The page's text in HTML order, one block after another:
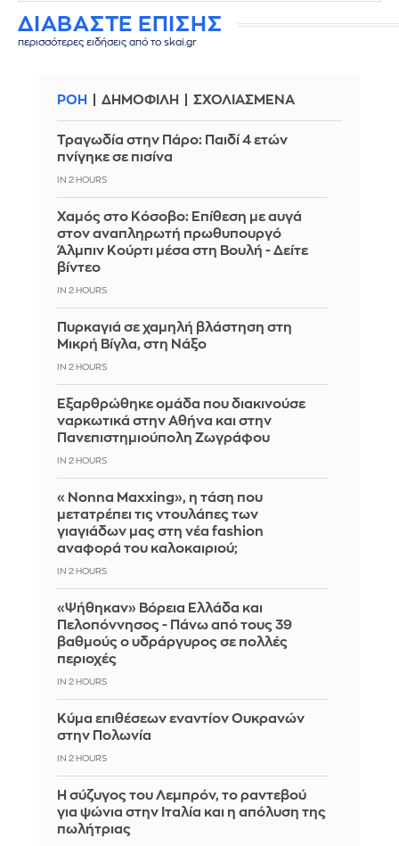
ΔΙΑΒΑΣΤΕ ΕΠΙΣΗΣ
περισσότερες ειδήσεις από το skai.gr
ΡΟΗ ΔΗΜΟΦΙΛΗ ΣΧΟΛΙΑΣΜΕΝΑ
Τραγωδία στην Πάρο: Παιδί 4 ετών
πνίγηκε σε πισίνα
IN 2 HOURS
Χαμός στο Κόσοβο: Επίθεση με αυγά
στον αναπληρωτή πρωθυπουργό
Άλμπιν Κούρτι μέσα στη Βουλή - Δείτε
βίντεο
IN 2 HOURS
Πυρκαγιά σε χαμηλή βλάστηση στη
Μικρή Βίγλα, στη Νάξο
IN 2 HOURS
Εξαρθρώθηκε ομάδα που διακινούσε
ναρκωτικά στην Αθήνα και στην
Πανεπιστημιούπολη Ζωγράφου
IN 2 HOURS
«Nonna Maxxing», η τάση που
μετατρέπει τις ντουλάπες των
γιαγιάδων μας στη νέα fashion
αναφορά του καλοκαιριού;
IN 2 HOURS
«Ψήθηκαν» Βόρεια Ελλάδα και
Πελοπόννησος - Πάνω από τους 39
βαθμούς ο υδράργυρος σε πολλές
περιοχές
IN 2 HOURS
Κύμα επιθέσεων εναντίον Ουκρανών
στην Πολωνία
IN 2 HOURS
Η σύζυγος του Λεμπρόν, το ραντεβού
για ψώνια στην Ιταλία και η απόλυση της
πωλήτριας